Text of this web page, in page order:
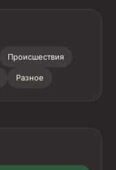
Происшествия
Разное